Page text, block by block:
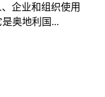
企业和组织使用
奥地利国...